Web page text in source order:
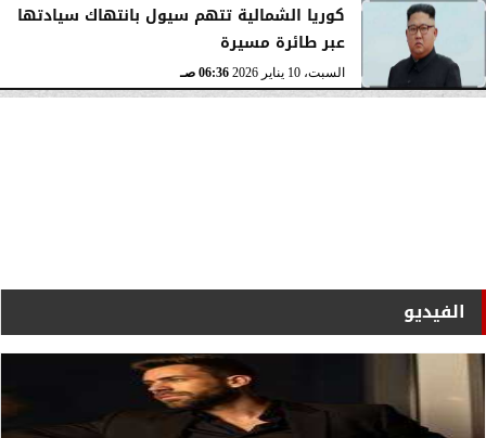
كوريا الشمالية تتهم سيول بانتهاك سيادتها
عبر طائرة مسيرة
السبت، 10 يناير 2026 06:36 صـ
الفيديو